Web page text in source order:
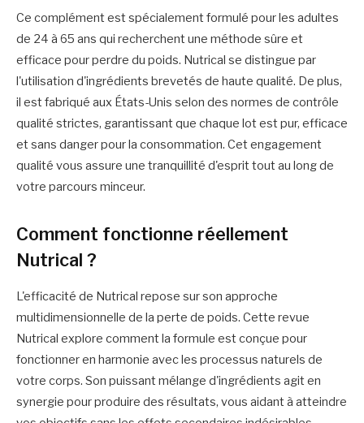
Ce complément est spécialement formulé pour les adultes
de 24 à 65 ans qui recherchent une méthode sûre et
efficace pour perdre du poids. Nutrical se distingue par
l'utilisation d'ingrédients brevetés de haute qualité. De plus,
il est fabriqué aux États-Unis selon des normes de contrôle
qualité strictes, garantissant que chaque lot est pur, efficace
et sans danger pour la consommation. Cet engagement
qualité vous assure une tranquillité d'esprit tout au long de
votre parcours minceur.
Comment fonctionne réellement
Nutrical ?
L'efficacité de Nutrical repose sur son approche
multidimensionnelle de la perte de poids. Cette revue
Nutrical explore comment la formule est conçue pour
fonctionner en harmonie avec les processus naturels de
votre corps. Son puissant mélange d'ingrédients agit en
synergie pour produire des résultats, vous aidant à atteindre